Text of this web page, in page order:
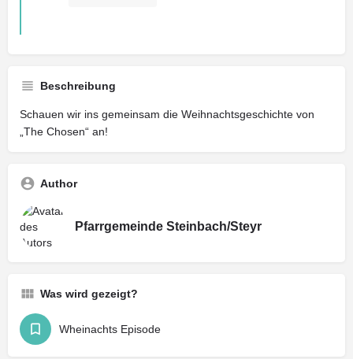
Beschreibung
Schauen wir ins gemeinsam die Weihnachtsgeschichte von
„The Chosen“ an!
Author
Pfarrgemeinde Steinbach/Steyr
Was wird gezeigt?
Wheinachts Episode